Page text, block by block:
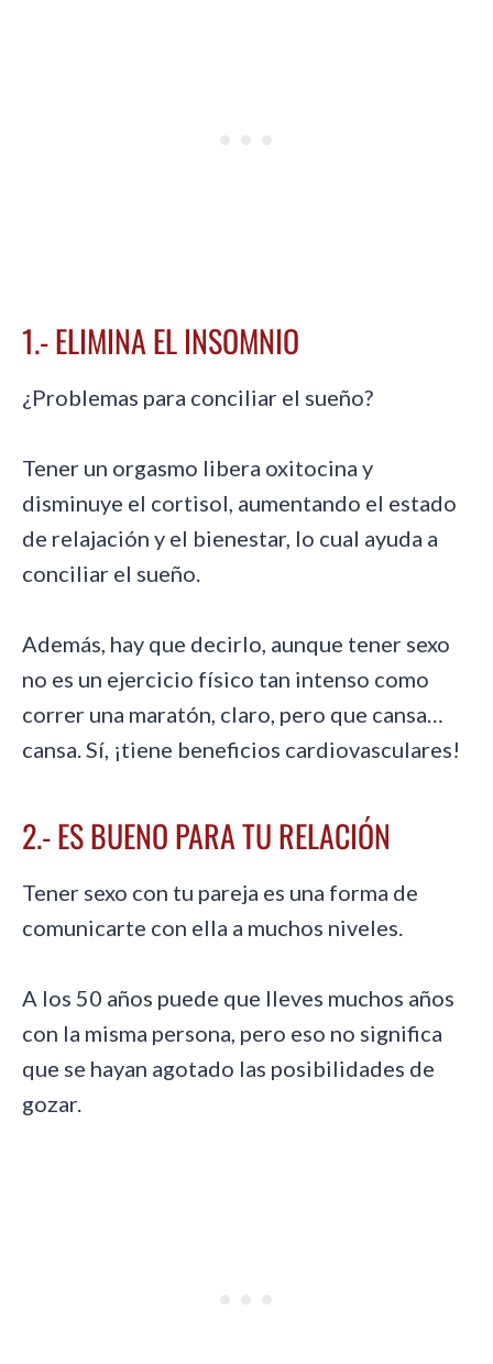
1.- ELIMINA EL INSOMNIO
¿Problemas para conciliar el sueño?
Tener un orgasmo libera oxitocina y
disminuye el cortisol, aumentando el estado
de relajación y el bienestar, lo cual ayuda a
conciliar el sueño.
Además, hay que decirlo, aunque tener sexo
no es un ejercicio físico tan intenso como
correr una maratón, claro, pero que cansa…
cansa. Sí, ¡tiene beneficios cardiovasculares!
2.- ES BUENO PARA TU RELACIÓN
Tener sexo con tu pareja es una forma de
comunicarte con ella a muchos niveles.
A los 50 años puede que lleves muchos años
con la misma persona, pero eso no significa
que se hayan agotado las posibilidades de
gozar.